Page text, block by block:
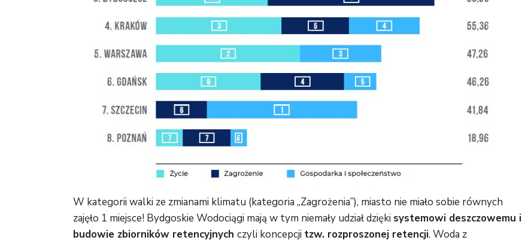
W kategorii walki ze zmianami klimatu (kategoria „Zagrożenia”), miasto nie miało sobie równych
zajęło 1 miejsce! Bydgoskie Wodociągi mają w tym niemały udział dzięki systemowi deszczowemu i
budowie zbiorników retencyjnych czyli koncepcji tzw. rozproszonej retencji. Woda z